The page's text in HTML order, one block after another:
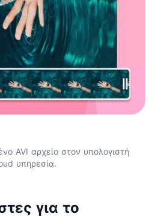
AVI αρχείο στον υπολογιστή
υπηρεσία.
για το